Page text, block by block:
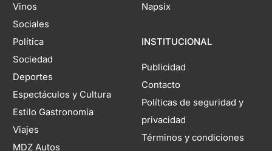
Vinos
Sociales
Política
Sociedad
Deportes
Espectáculos y Cultura
Estilo Gastronomía
Viajes
MDZ Autos
Napsix
INSTITUCIONAL
Publicidad
Contacto
Políticas de seguridad y
privacidad
Términos y condiciones